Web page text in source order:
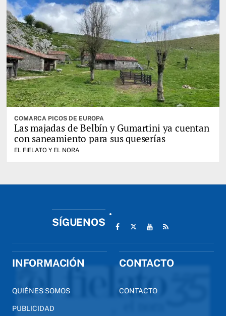
COMARCA PICOS DE EUROPA
Las majadas de Belbín y Gumartini ya cuentan
con saneamiento para sus queserías
EL FIELATO Y EL NORA
SÍGUENOS
INFORMACIÓN
QUIÉNES SOMOS
PUBLICIDAD
CONTACTO
CONTACTO